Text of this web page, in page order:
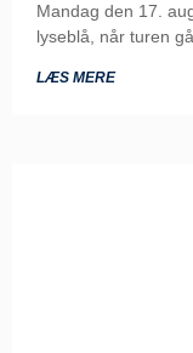
Mandag den 17.
lyseblå, når turen
LÆS MERE